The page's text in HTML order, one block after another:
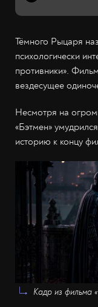
Тёмного Рыцаря
психологически
противники».
вездесущее
Несмотря на
«Бэтмен»
историю к концу
Кадр из фильма